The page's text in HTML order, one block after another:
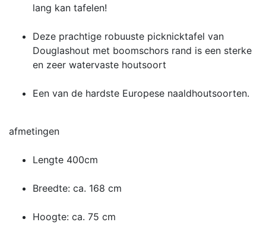
lang kan tafelen!
Deze prachtige robuuste picknicktafel van
Douglashout met boomschors rand is een sterke
en zeer watervaste houtsoort
Een van de hardste Europese naaldhoutsoorten.
afmetingen
Lengte 400cm
Breedte: ca. 168 cm
Hoogte: ca. 75 cm